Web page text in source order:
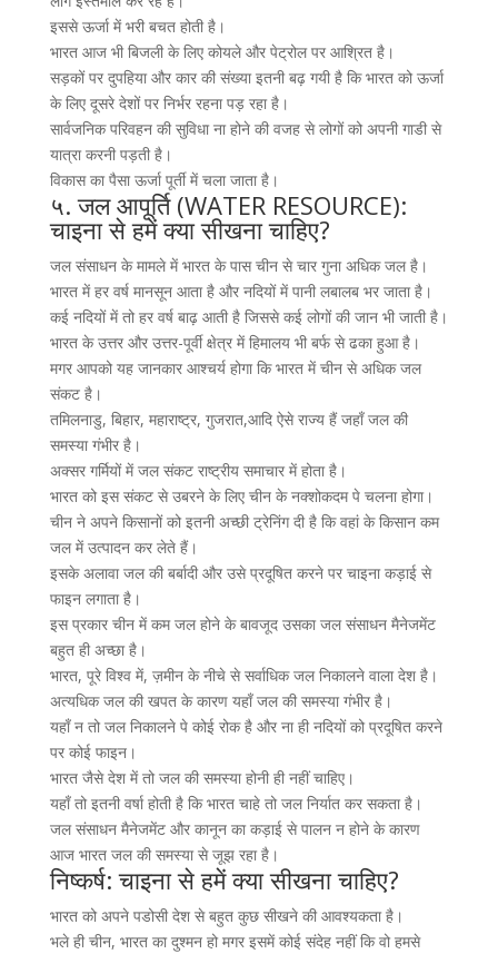
इससे ऊर्जा में भरी बचत होती है।
भारत आज भी बिजली के लिए कोयले और पेट्रोल पर आश्रित है।
सड़कों पर दुपहिया और कार की संख्या इतनी बढ़ गयी है कि भारत को ऊर्जा
के लिए दूसरे देशों पर निर्भर रहना पड़ रहा है।
सार्वजनिक परिवहन की सुविधा ना होने की वजह से लोगों को अपनी गाडी से
यात्रा करनी पड़ती है।
विकास का पैसा ऊर्जा पूर्ती में चला जाता है।
५. जल आपूर्ति (WATER RESOURCE):
चाइना से हमें क्या सीखना चाहिए?
जल संसाधन के मामले में भारत के पास चीन से चार गुना अधिक जल है।
भारत में हर वर्ष मानसून आता है और नदियों में पानी लबालब भर जाता है।
कई नदियों में तो हर वर्ष बाढ़ आती है जिससे कई लोगों की जान भी जाती है।
भारत के उत्तर और उत्तर-पूर्वी क्षेत्र में हिमालय भी बर्फ से ढका हुआ है।
मगर आपको यह जानकार आश्चर्य होगा कि भारत में चीन से अधिक जल
संकट है।
तमिलनाडु, बिहार, महाराष्ट्र, गुजरात,आदि ऐसे राज्य हैं जहाँ जल की
समस्या गंभीर है।
अक्सर गर्मियों में जल संकट राष्ट्रीय समाचार में होता है।
भारत को इस संकट से उबरने के लिए चीन के नक्शोकदम पे चलना होगा।
चीन ने अपने किसानों को इतनी अच्छी ट्रेनिंग दी है कि वहां के किसान कम
जल में उत्पादन कर लेते हैं।
इसके अलावा जल की बर्बादी और उसे प्रदूषित करने पर चाइना कड़ाई से
फाइन लगाता है।
इस प्रकार चीन में कम जल होने के बावजूद उसका जल संसाधन मैनेजमेंट
बहुत ही अच्छा है।
भारत, पूरे विश्व में, ज़मीन के नीचे से सर्वाधिक जल निकालने वाला देश है।
अत्यधिक जल की खपत के कारण यहाँ जल की समस्या गंभीर है।
यहाँ न तो जल निकालने पे कोई रोक है और ना ही नदियों को प्रदूषित करने
पर कोई फाइन।
भारत जैसे देश में तो जल की समस्या होनी ही नहीं चाहिए।
यहाँ तो इतनी वर्षा होती है कि भारत चाहे तो जल निर्यात कर सकता है।
जल संसाधन मैनेजमेंट और कानून का कड़ाई से पालन न होने के कारण
आज भारत जल की समस्या से जूझ रहा है।
निष्कर्ष: चाइना से हमें क्या सीखना चाहिए?
भारत को अपने पडोसी देश से बहुत कुछ सीखने की आवश्यकता है।
भले ही चीन, भारत का दुश्मन हो मगर इसमें कोई संदेह नहीं कि वो हमसे